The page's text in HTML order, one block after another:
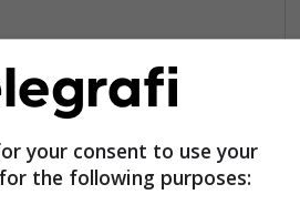
your consent to use your
the following purposes: